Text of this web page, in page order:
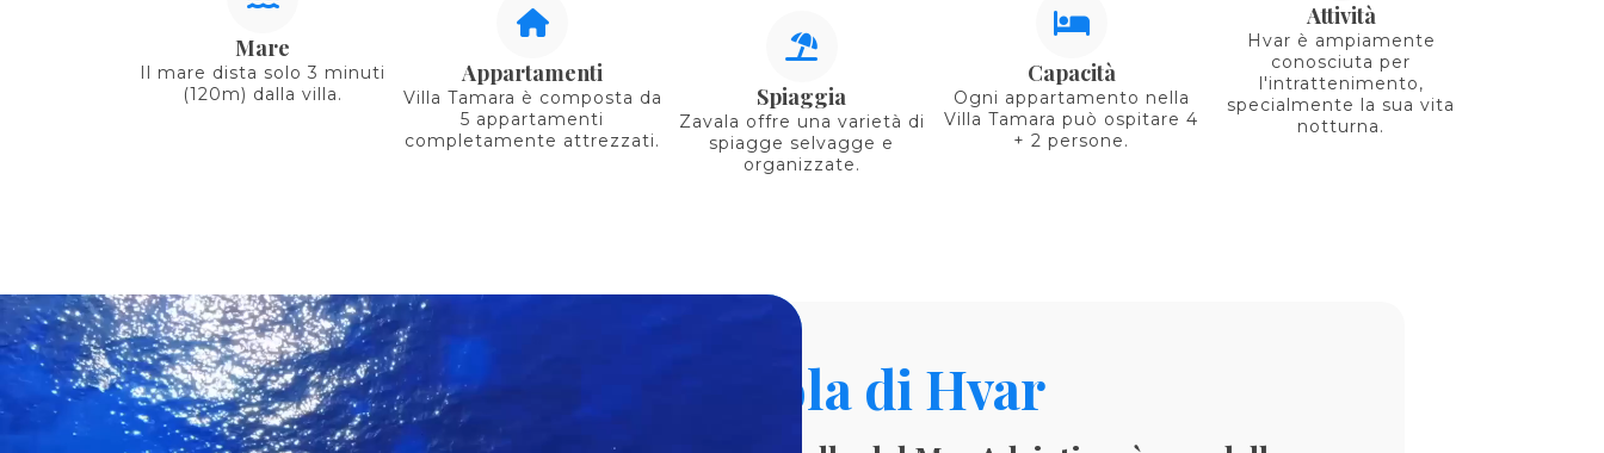
Mare
Il mare dista solo 3 minuti
(120m) dalla villa.
Appartamenti
Villa Tamara è composta da
5 appartamenti
completamente attrezzati.
Spiaggia
Zavala offre una varietà di
spiagge selvagge e
organizzate.
Capacità
Ogni appartamento nella
Villa Tamara può ospitare 4
+ 2 persone.
Attività
Hvar è ampiamente
conosciuta per
l'intrattenimento,
specialmente la sua vita
notturna.
Isola di Hvar